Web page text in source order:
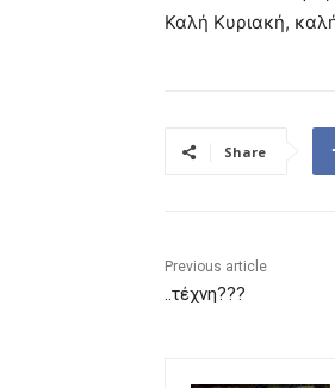
Καλή Κυριακή,
Share
Previous article
..τέχνη???